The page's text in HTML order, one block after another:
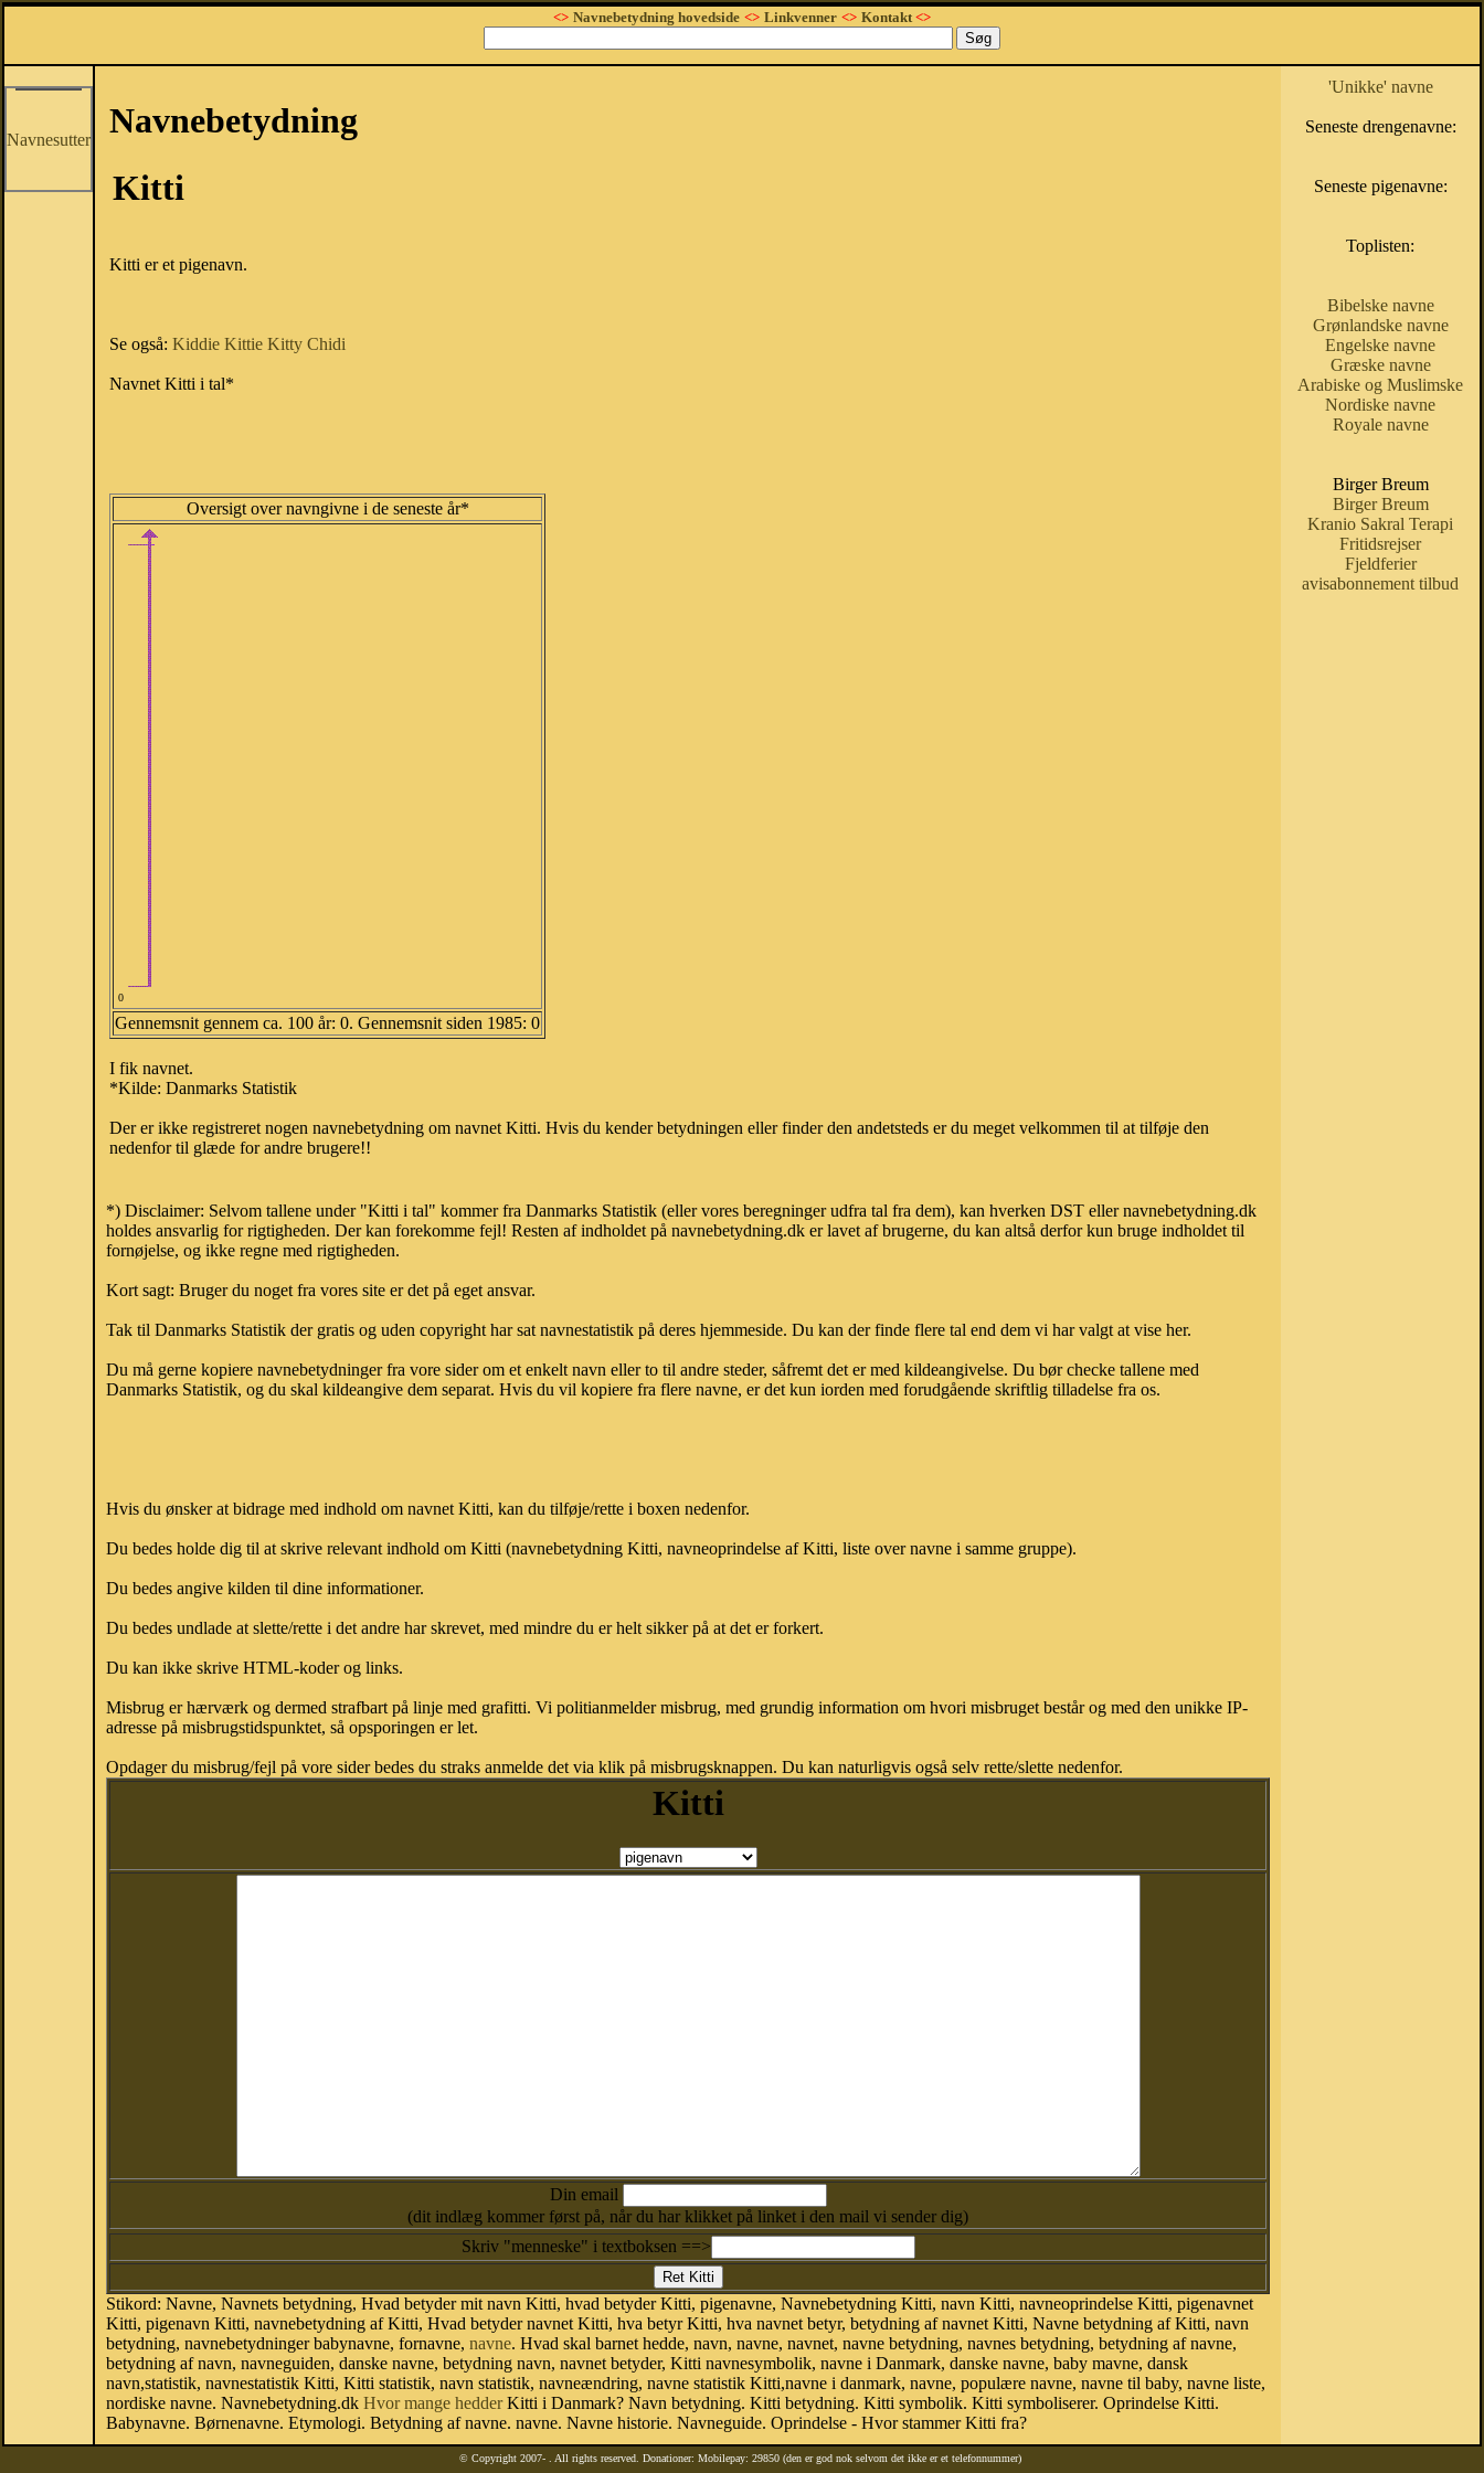
<> Navnebetydning hovedside <> Linkvenner <> Kontakt<>
Navnesutter
Navnebetydning
Kitti
Kitti er et pigenavn.
Se også: Kiddie Kittie Kitty Chidi
Navnet Kitti i tal*
Oversigt over navngivne i de seneste år*
0
Gennemsnit gennem ca. 100 år: 0. Gennemsnit siden 1985: 0
I fik navnet.
*Kilde: Danmarks Statistik
Der er ikke registreret nogen navnebetydning om navnet Kitti. Hvis du kender betydningen eller finder den andetsteds er du meget velkommen til at tilføje den
nedenfor til glæde for andre brugere!!
*) Disclaimer: Selvom tallene under "Kitti i tal" kommer fra Danmarks Statistik (eller vores beregninger udfra tal fra dem), kan hverken DST eller navnebetydning.dk
holdes ansvarlig for rigtigheden. Der kan forekomme fejl! Resten af indholdet på navnebetydning.dk er lavet af brugerne, du kan altså derfor kun bruge indholdet til
fornøjelse, og ikke regne med rigtigheden.
Kort sagt: Bruger du noget fra vores site er det på eget ansvar.
Tak til Danmarks Statistik der gratis og uden copyright har sat navnestatistik på deres hjemmeside. Du kan der finde flere tal end dem vi har valgt at vise her.
Du må gerne kopiere navnebetydninger fra vore sider om et enkelt navn eller to til andre steder, såfremt det er med kildeangivelse. Du bør checke tallene med
Danmarks Statistik, og du skal kildeangive dem separat. Hvis du vil kopiere fra flere navne, er det kun iorden med forudgående skriftlig tilladelse fra os.
Hvis du ønsker at bidrage med indhold om navnet Kitti, kan du tilføje/rette i boxen nedenfor.
Du bedes holde dig til at skrive relevant indhold om Kitti (navnebetydning Kitti, navneoprindelse af Kitti, liste over navne i samme gruppe).
Du bedes angive kilden til dine informationer.
Du bedes undlade at slette/rette i det andre har skrevet, med mindre du er helt sikker på at det er forkert.
Du kan ikke skrive HTML-koder og links.
Misbrug er hærværk og dermed strafbart på linje med grafitti. Vi politianmelder misbrug, med grundig information om hvori misbruget består og med den unikke IP-
adresse på misbrugstidspunktet, så opsporingen er let.
Opdager du misbrug/fejl på vore sider bedes du straks anmelde det via klik på misbrugsknappen. Du kan naturligvis også selv rette/slette nedenfor.
Kitti
Din email
(dit indlæg kommer først på, når du har klikket på linket i den mail vi sender dig)
Skriv "menneske" i textboksen ==>
Stikord: Navne, Navnets betydning, Hvad betyder mit navn Kitti, hvad betyder Kitti, pigenavne, Navnebetydning Kitti, navn Kitti, navneoprindelse Kitti, pigenavnet
Kitti, pigenavn Kitti, navnebetydning af Kitti, Hvad betyder navnet Kitti, hva betyr Kitti, hva navnet betyr, betydning af navnet Kitti, Navne betydning af Kitti, navn
betydning, navnebetydninger babynavne, fornavne, navne. Hvad skal barnet hedde, navn, navne, navnet, navne betydning, navnes betydning, betydning af navne,
betydning af navn, navneguiden, danske navne, betydning navn, navnet betyder, Kitti navnesymbolik, navne i Danmark, danske navne, baby mavne, dansk
navn,statistik, navnestatistik Kitti, Kitti statistik, navn statistik, navneændring, navne statistik Kitti,navne i danmark, navne, populære navne, navne til baby, navne liste,
nordiske navne. Navnebetydning.dk Hvor mange hedderKitti i Danmark? Navn betydning. Kitti betydning. Kitti symbolik. Kitti symboliserer. Oprindelse Kitti.
Babynavne. Børnenavne. Etymologi. Betydning af navne. navne. Navne historie. Navneguide. Oprindelse - Hvor stammer Kitti fra?
'Unikke' navne
Seneste drengenavne:
Seneste pigenavne:
Toplisten:
Bibelske navne
Grønlandske navne
Engelske navne
Græske navne
Arabiske og Muslimske
Nordiske navne
Royale navne
Birger Breum
Birger Breum
Kranio Sakral Terapi
Fritidsrejser
Fjeldferier
avisabonnement tilbud
© Copyright 2007- . All rights reserved. Donationer: Mobilepay: 29850 (den er god nok selvom det ikke er et telefonnummer)